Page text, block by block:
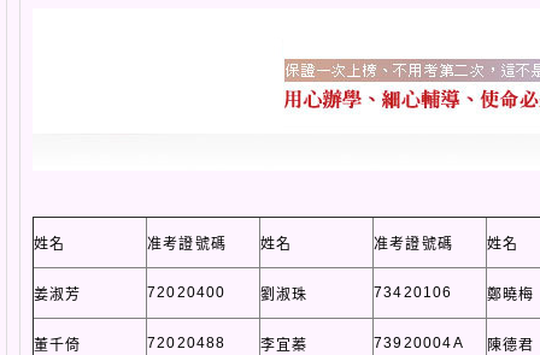
姓名 准考證號碼 姓名 准考證號碼 姓名
姜淑芳 72020400 劉淑珠 73420106 鄭曉梅
董千倚 72020488 李宜蓁 73920004A 陳德君